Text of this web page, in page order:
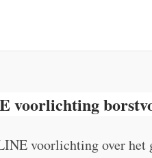
voorlichting
voorlichting over het